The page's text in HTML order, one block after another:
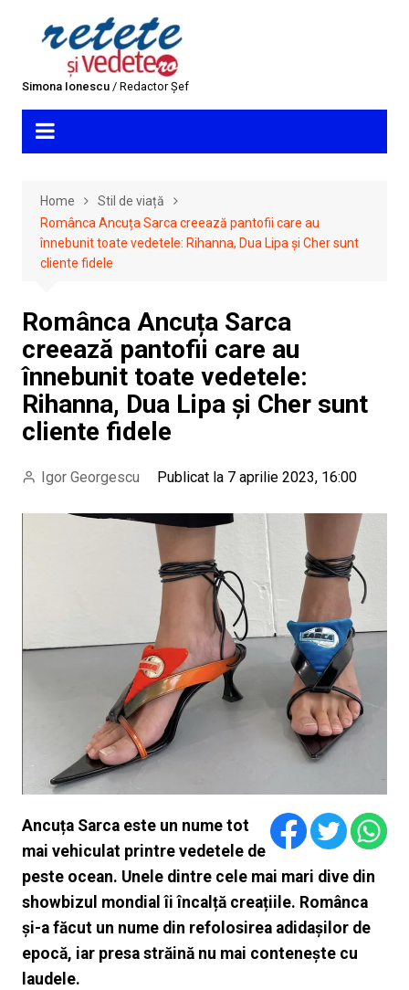
Simona Ionescu/ Redactor Șef
Home
Stil de viață
Românca Ancuța Sarca creează pantofii care au
înnebunit toate vedetele: Rihanna, Dua Lipa și Cher sunt
cliente fidele
Românca Ancuța Sarca
creează pantofii care au
înnebunit toate vedetele:
Rihanna, Dua Lipa și Cher sunt
cliente fidele
Igor Georgescu Publicat la 7 aprilie 2023, 16:00
Ancuța Sarca este un nume tot
mai vehiculat printre vedetele de
peste ocean. Unele dintre cele mai mari dive din
showbizul mondial îi încalță creațiile. Românca
și-a făcut un nume din refolosirea adidașilor de
epocă, iar presa străină nu mai contenește cu
laudele.